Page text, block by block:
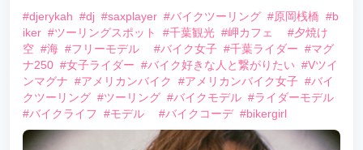
#djerykah #dj #saxplayer #バイクツーリング #原岡桟橋 #b
iker #ツーリングスポット #千葉観光 #岬カフェ
#夕焼け
空 #海 #フリーモデル #バイク女子 #千葉ライダー #マグ
ナ250 #女子ライダー #バイク好きな人と繋がりたい #Vツイ
ンマグナ #アメリカンバイク #アメリカンバイク女子 #バイ
クツーリング #ツーリング #バイクモデル #ライダーモデル
#バイクライフ
#モデル #バイクコーデ #bikergirl